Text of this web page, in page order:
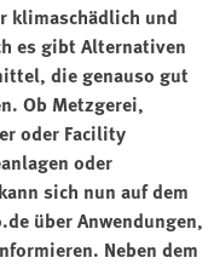
klimaschädlich und
es gibt Alternativen
die genauso gut
Ob Metzgerei,
oder Facility
oder
sich nun auf dem
über Anwendungen,
Neben dem